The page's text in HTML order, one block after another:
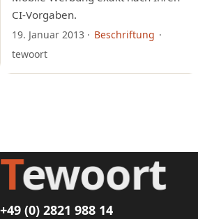
CI-Vorgaben.
19. Januar 2013 · Beschriftung ·
tewoort
Tewoort
+49 (0) 2821 988 14